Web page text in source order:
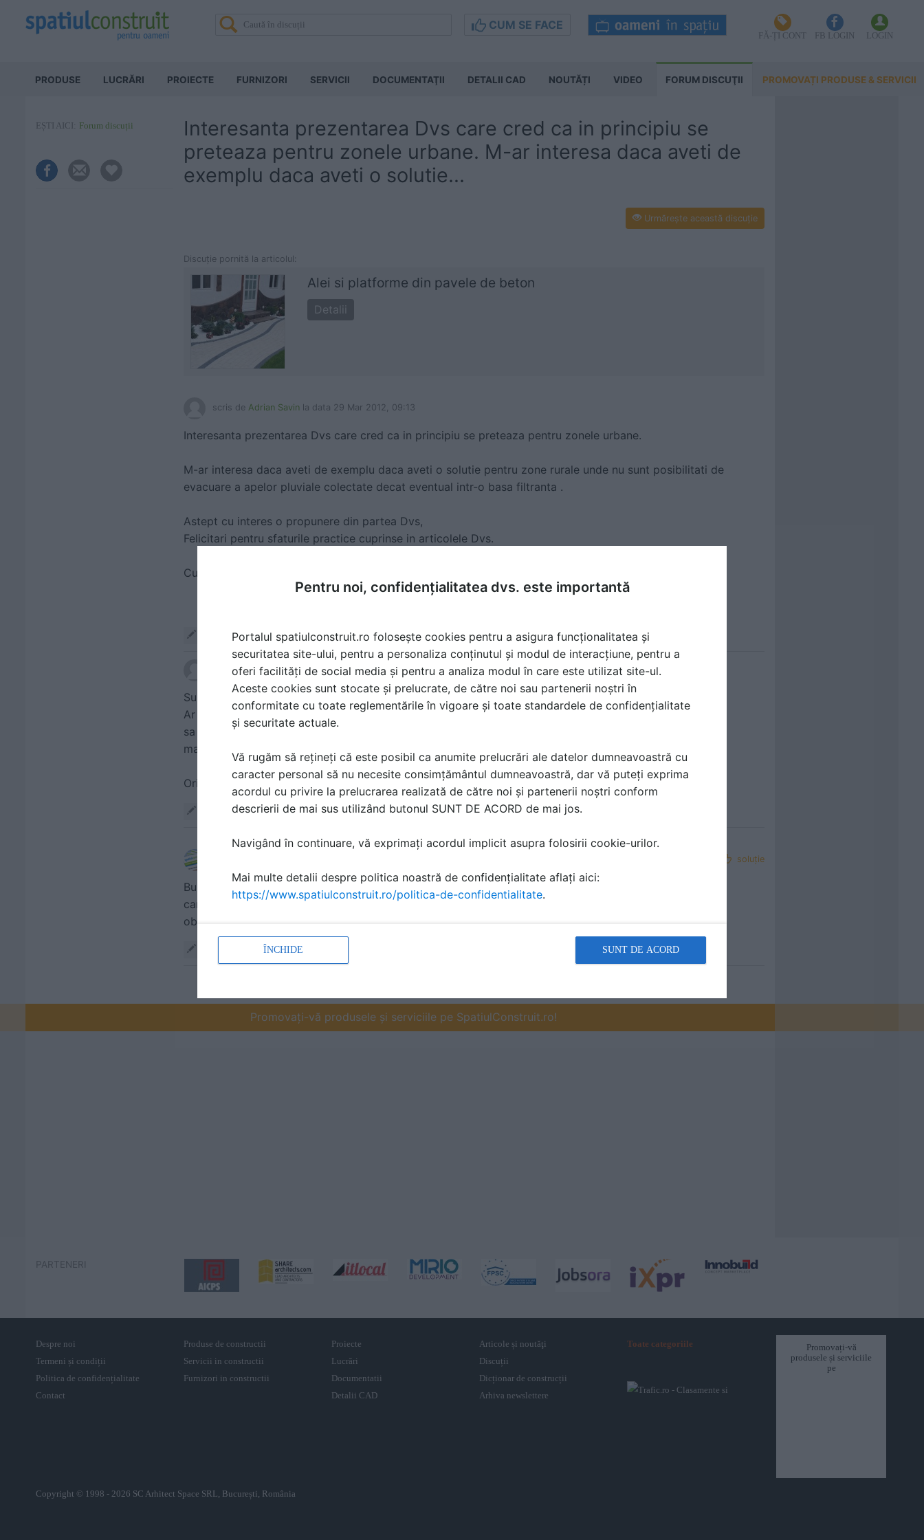
CUM SE FACE
FĂ-ȚI CONT FB LOGIN LOGIN
PRODUSE LUCRĂRI PROIECTE FURNIZORI SERVICII DOCUMENTAŢII DETALII CAD NOUTĂȚI VIDEO FORUM DISCUŢII PROMOVAȚI PRODUSE & SERVICII
EȘTI AICI: Forum discuții
Interesanta prezentarea Dvs care cred ca in principiu se
preteaza pentru zonele urbane. M-ar interesa daca aveti de
exemplu daca aveti o solutie...
Urmăreşte această discuţie
Discuţie pornită la articolul:
Alei si platforme din pavele de beton
Detalii
scris de Adrian Savin la data 29 Mar 2012, 09:13
Interesanta prezentarea Dvs care cred ca in principiu se preteaza pentru zonele urbane.
M-ar interesa daca aveti de exemplu daca aveti o solutie pentru zone rurale unde nu sunt posibilitati de
evacuare a apelor pluviale colectate decat eventual intr-o basa filtranta .
Astept cu interes o propunere din partea Dvs,
Felicitari pentru sfaturile practice cuprinse in articolele Dvs.
Cu stima
Răspunde
scris deaugustin morariu la data 01 Apr 2012, 16:58
Subscriu cu acelasi interes la problema ridicata mai sus de dl.Adrian S.
Ar fi, cred, foarte util ca diferitele sfaturi practice date in articolele dvs. sa
sa fie adaptate si pentru zona rurala, unde multi dintre cititori au imobile
mai mult sau mai putin amenajate sau in curs de amenajare.
Oricum, multumesc pentru sfaturile si informatiile oferite.
Răspunde
soluţie
Buna ziua, va anuntam ca am publicat un nou articol "Cum se face" despre pavarea aleilor in zone fara
canalizare aici: http://www.spatiulconstruit.ro/cum-se-face/pavarea-aleilor-in-zone-fara-canalizare-
object_id=12 . Speram ca aceasta solutie sa va fie utila. O zi buna!
Promovați-vă produsele și serviciile pe SpatiulConstruit.ro!
PARTENERI
Despre noi
Termeni și condiții
Politica de confidențialitate
Contact
Produse de constructii
Servicii in constructii
Furnizori in constructii
Proiecte
Lucrări
Documentatii
Detalii CAD
Articole și noutăţi
Discuții
Dicționar de construcții
Arhiva newslettere
Toate categoriile
Promovați-vă
produsele și serviciile
pe
Copyright © 1998 - 2026 SC Arhitect Space SRL, București, România
Pentru noi, confidențialitatea dvs. este importantă
Portalul spatiulconstruit.ro folosește cookies pentru a asigura funcționalitatea și
securitatea site-ului, pentru a personaliza conținutul și modul de interacțiune, pentru a
oferi facilități de social media și pentru a analiza modul în care este utilizat site-ul.
Aceste cookies sunt stocate și prelucrate, de către noi sau partenerii noștri în
conformitate cu toate reglementările în vigoare și toate standardele de confidențialitate
și securitate actuale.
Vă rugăm să rețineți că este posibil ca anumite prelucrări ale datelor dumneavoastră cu
caracter personal să nu necesite consimțământul dumneavoastră, dar vă puteți exprima
acordul cu privire la prelucrarea realizată de către noi și partenerii noștri conform
descrierii de mai sus utilizând butonul SUNT DE ACORD de mai jos.
Navigând în continuare, vă exprimați acordul implicit asupra folosirii cookie-urilor.
Mai multe detalii despre politica noastră de confidențialitate aflați aici:
https://www.spatiulconstruit.ro/politica-de-confidentialitate.
ÎNCHIDE SUNT DE ACORD